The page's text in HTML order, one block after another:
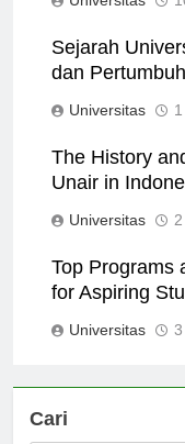
Sejarah
The History
Top Programs
Cari